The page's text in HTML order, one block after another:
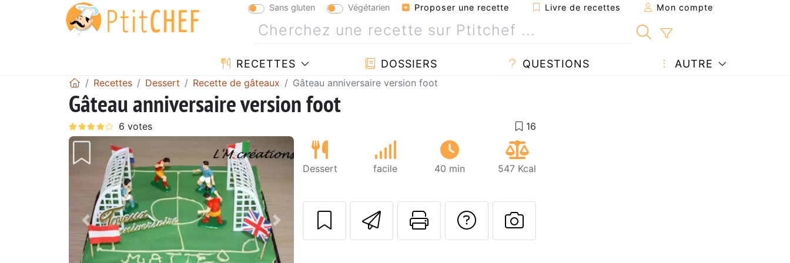
Sans gluten Végétarien Proposer une recette Livre de recettes Mon compte
RECETTES DOSSIERS QUESTIONS AUTRE
Recettes Dessert Recette de gâteaux Gâteau anniversaire version foot
Gâteau anniversaire version foot
Précédent Suivant
Dessert facile 40 min 547 Kcal
Envoyer cette recette à un ami
Imprimer cette page
Poser une question à l'auteur
Publier votre photo de cette